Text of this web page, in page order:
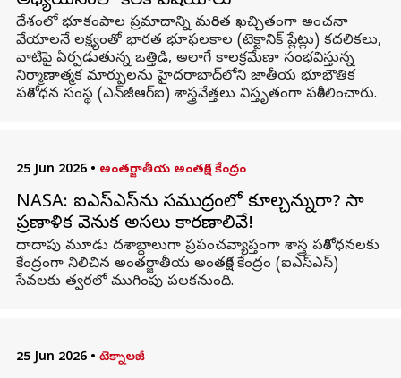
దేశంలో భూకంపాల ప్రమాదాన్ని మరింత ఖచ్చితంగా అంచనా
వేయాలనే లక్ష్యంతో భారత భూఫలకాల (టెక్టానిక్ ప్లేట్లు) కదలికలు,
వాటిపై ఏర్పడుతున్న ఒత్తిడి, అలాగే కాలక్రమేణా సంభవిస్తున్న
నిర్మాణాత్మక మార్పులను హైదరాబాద్‌లోని జాతీయ భూభౌతిక
పరిశోధన సంస్థ (ఎన్‌జీఆర్‌ఐ) శాస్త్రవేత్తలు విస్తృతంగా పరిశీలించారు.
25 Jun 2026 • అంతర్జాతీయ అంతరిక్ష కేంద్రం
NASA: ఐఎస్‌ఎస్‌ను సముద్రంలో కూల్చనున్నారా? నాసా
ప్రణాళిక వెనుక అసలు కారణాలివే!
దాదాపు మూడు దశాబ్దాలుగా ప్రపంచవ్యాప్తంగా శాస్త్ర పరిశోధనలకు
కేంద్రంగా నిలిచిన అంతర్జాతీయ అంతరిక్ష కేంద్రం (ఐఎస్‌ఎస్‌)
సేవలకు త్వరలో ముగింపు పలకనుంది.
25 Jun 2026 • టెక్నాలజీ